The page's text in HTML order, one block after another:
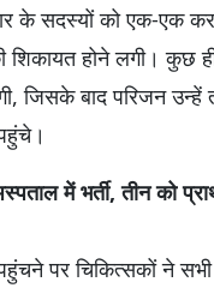
के सदस्यों को एक-एक
शिकायत होने लगी। कुछ
जिसके बाद परिजन उन्हें
में भर्ती, तीन को
पर चिकित्सकों ने